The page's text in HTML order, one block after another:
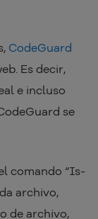
CodeGuard
Es decir,
e incluso
se
comando “Is-
archivo,
de archivo,